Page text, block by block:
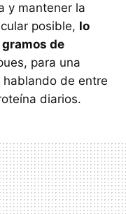
y mantener la
posible, lo
de
para una
de entre
diarios.